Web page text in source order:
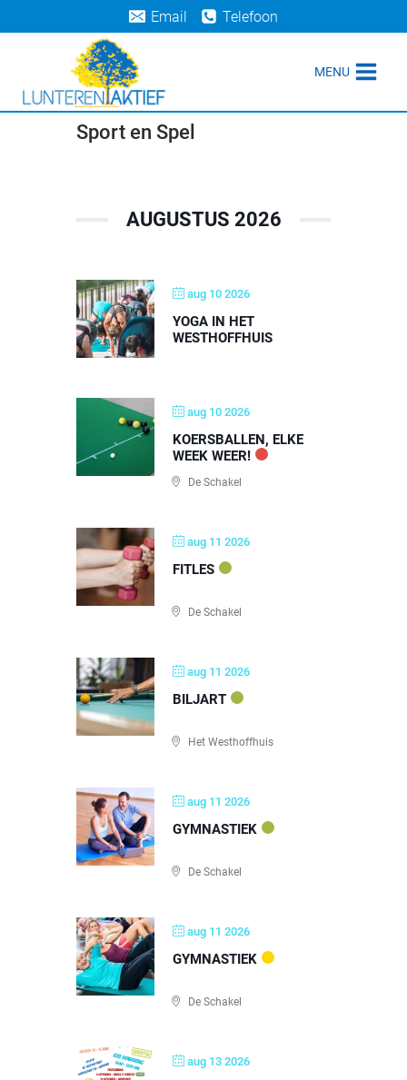
naar
Email Telefoon
MENU
Sport en Spel
AUGUSTUS 2026
aug 10 2026
YOGA IN HET
WESTHOFFHUIS
aug 10 2026
KOERSBALLEN, ELKE
WEEK WEER!
De Schakel
aug 11 2026
FITLES
De Schakel
aug 11 2026
BILJART
Het Westhoffhuis
aug 11 2026
GYMNASTIEK
De Schakel
aug 11 2026
GYMNASTIEK
De Schakel
aug 13 2026